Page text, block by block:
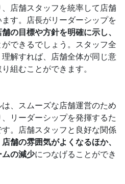
店舗スタッフを統率して店舗
す。店長がリーダーシップを
舗の目標や方針を明確に示し、
ができるでしょう。スタッフ全
解すれば、店舗全体が同じ意
組むことができます。
、スムーズな店舗運営のため
リーダーシップを発揮するた
。店舗スタッフと良好な関係
店舗の雰囲気がよくなるほか、
の減少につなげることができ